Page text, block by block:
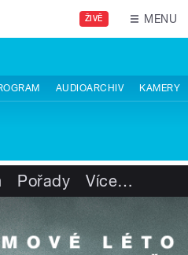
ŽIVĚ MENU
AUDIOARCHIV KAMERY
Pořady Více…